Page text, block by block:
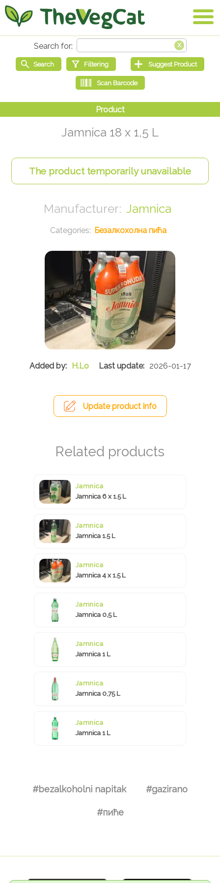
Jamnica 18 x 1,5 L
Jamnica
Безалкохолна пића
H.Lo 2026-01-17
Update product info
Jamnica
Jamnica 6 x 1.5 L
Jamnica
Jamnica 1.5 L
Jamnica
Jamnica 4 x 1.5 L
Jamnica
Jamnica 0,5 L
Jamnica
Jamnica 1 L
Jamnica
Jamnica 0,75 L
Jamnica
Jamnica 1 L
#bezalkoholni napitak #gazirano
#пиће